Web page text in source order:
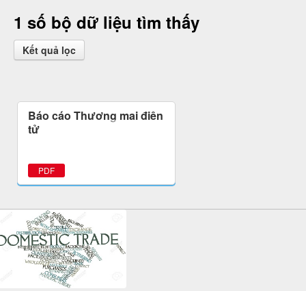
1 số bộ dữ liệu tìm thấy
Kết quả lọc
Báo cáo Thương mại điện
tử
PDF